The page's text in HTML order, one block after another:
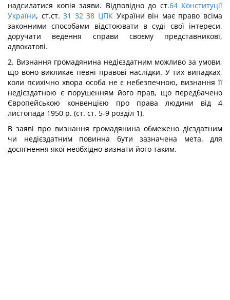
надсилатися копія заяви. Відповідно до ст.64 Конституції
України, ст.ст. 31 32 38 ЦПК України він має право всіма
законними способами відстоювати в суді свої інтереси,
доручати ведення справи своєму представникові,
адвокатові.
2. Визнання громадянина недієздатним можливо за умови,
що воно викликає певні правові наслідки. У тих випадках,
коли психічно хвора особа не є небезпечною, визнання її
недієздатною є порушенням його прав, що передбачено
Європейською конвенцією про права людини від 4
листопада 1950 р. (ст. ст. 5-9 розділ 1).
В заяві про визнання громадянина обмежено дієздатним
чи недієздатним повинна бути зазначена мета, для
досягнення якої необхідно визнати його таким.